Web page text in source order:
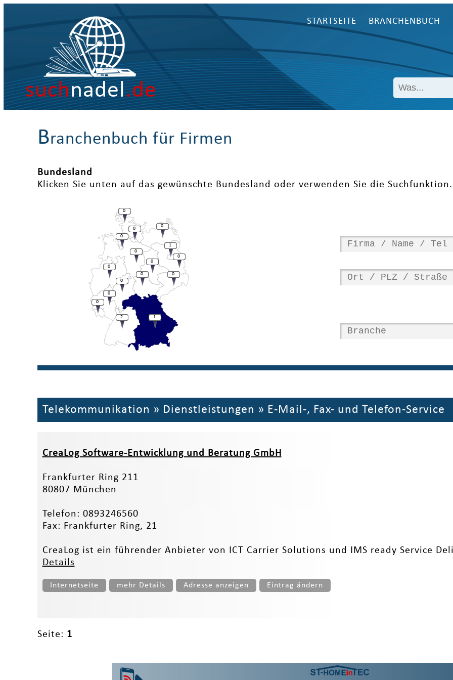
suchnadel.de
STARTSEITE BRANCHENBUCH
Branchenbuch für Firmen
Bundesland
Klicken Sie unten auf das gewünschte Bundesland oder verwenden Sie die Suchfunktion.
0
0
0
1
0
0
0
0
0
0
0
0
0
2
0
1
Telekommunikation » Dienstleistungen » E-Mail-, Fax- und Telefon-Service
CreaLog Software-Entwicklung und Beratung GmbH
Frankfurter Ring 211
80807 München
Telefon: 0893246560
Fax: Frankfurter Ring, 21
CreaLog ist ein führender Anbieter von ICT Carrier Solutions und IMS ready Service
Details
Internetseite mehr Details Adresse anzeigen Eintrag ändern
Seite: 1